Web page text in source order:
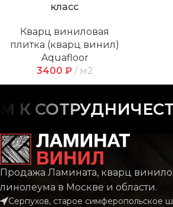
класс
Кварц виниловая
плитка (кварц винил)
Aquafloor
3400 ₽ м2
Продажа Ламината, кварц
линолеума в Москве и области.
Серпухов, старое симферопольское